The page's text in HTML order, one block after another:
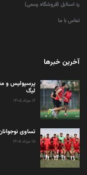
رد استایل (فروشگاه رسمی)
تماس با ما
آخرین خبرها
پرسپولیس و
لیگ
۱۶ مرداد ۱۴۰۵
تساوی
۱۵ مرداد ۱۴۰۵